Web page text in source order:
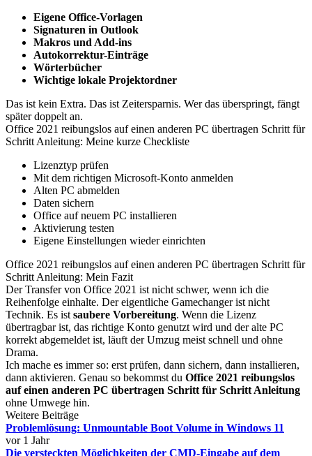
Eigene Office-Vorlagen
Signaturen in Outlook
Makros und Add-ins
Autokorrektur-Einträge
Wörterbücher
Wichtige lokale Projektordner
Das ist kein Extra. Das ist Zeitersparnis. Wer das überspringt, fängt
später doppelt an.
Office 2021 reibungslos auf einen anderen PC übertragen Schritt für
Schritt Anleitung: Meine kurze Checkliste
Lizenztyp prüfen
Mit dem richtigen Microsoft-Konto anmelden
Alten PC abmelden
Daten sichern
Office auf neuem PC installieren
Aktivierung testen
Eigene Einstellungen wieder einrichten
Office 2021 reibungslos auf einen anderen PC übertragen Schritt für
Schritt Anleitung: Mein Fazit
Der Transfer von Office 2021 ist nicht schwer, wenn ich die
Reihenfolge einhalte. Der eigentliche Gamechanger ist nicht
Technik. Es ist saubere Vorbereitung. Wenn die Lizenz
übertragbar ist, das richtige Konto genutzt wird und der alte PC
korrekt abgemeldet ist, läuft der Umzug meist schnell und ohne
Drama.
Ich mache es immer so: erst prüfen, dann sichern, dann installieren,
dann aktivieren. Genau so bekommst du Office 2021 reibungslos
auf einen anderen PC übertragen Schritt für Schritt Anleitung
ohne Umwege hin.
Weitere Beiträge
Problemlösung: Unmountable Boot Volume in Windows 11
vor 1 Jahr
Die versteckten Möglichkeiten der CMD-Eingabe auf dem